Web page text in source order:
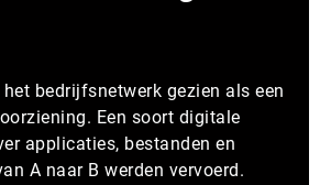
bedrijfsnetwerk gezien als een
Een soort digitale
applicaties, bestanden en
A naar B werden vervoerd.